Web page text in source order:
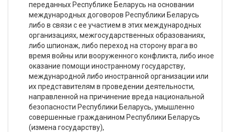
переданных Республике Беларусь на основании
международных договоров Республики Беларусь
либо в связи с ее участием в этих международных
организациях, межгосударственных образованиях,
либо шпионаж, либо переход на сторону врага во
время войны или вооруженного конфликта, либо иное
оказание помощи иностранному государству,
международной либо иностранной организации или
их представителям в проведении деятельности,
направленной на причинение вреда национальной
безопасности Республики Беларусь, умышленно
совершенные гражданином Республики Беларусь
(измена государству),